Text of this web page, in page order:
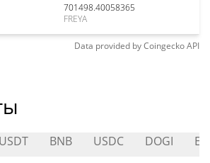
701498.40058365
FREYA
Data provided byCoingeckoAPI
USDT BNB USDC DOGI